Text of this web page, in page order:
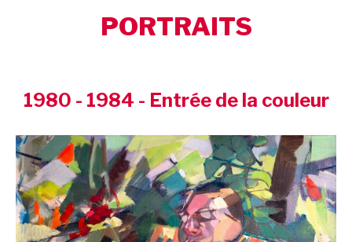
PORTRAITS
1980 - 1984 - Entrée de la couleur